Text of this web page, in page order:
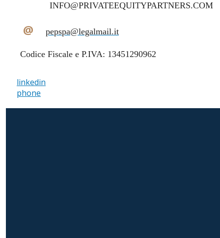
INFO@PRIVATEEQUITYPARTNERS.COM
@ pepspa@legalmail.it
Codice Fiscale e P.IVA: 13451290962
linkedin
phone